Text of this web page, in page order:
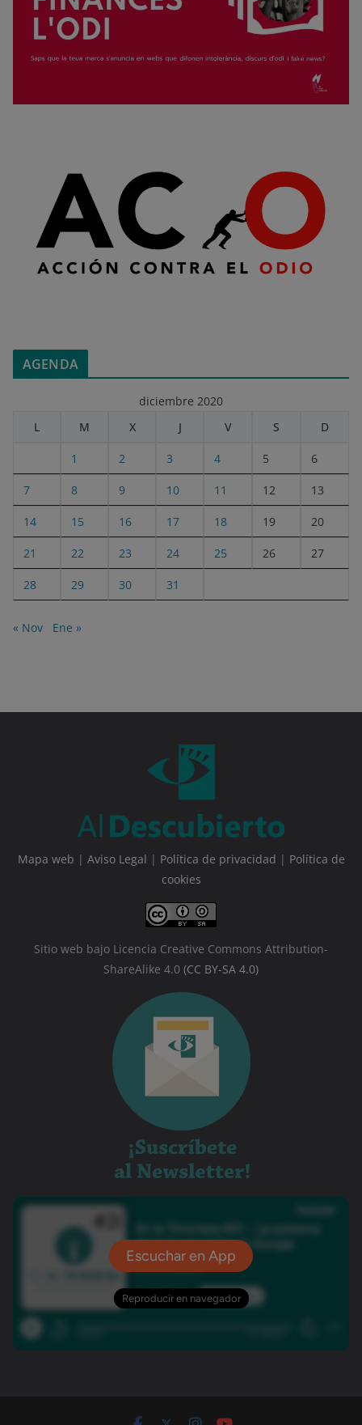
AGENDA
diciembre 2020
L
M X J V S D
1 2 3 4 5 6
7 8 9 10 11 12 13
14 15 16 17 18 19 20
21 22 23 24 25 26 27
28 29 30 31
« Nov Ene »
Mapa web | Aviso Legal | Política de privacidad | Política de
cookies
Sitio web bajo Licencia Creative Commons Attribution-
ShareAlike 4.0 (CC BY-SA 4.0)